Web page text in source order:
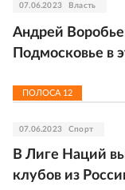
07.06.2023 Власть
Андрей
Подмосковье в
ПОЛОСА 12
07.06.2023 Спорт
В Лиге Наций
клубов из